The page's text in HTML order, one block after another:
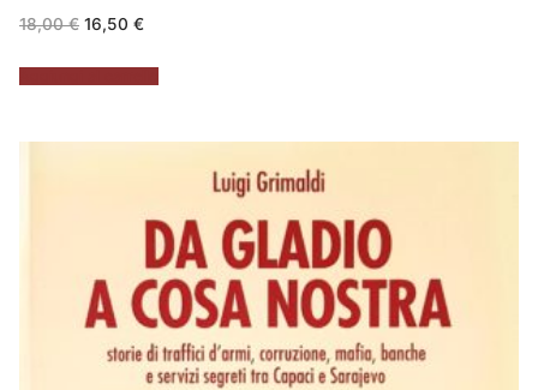
18,00€ Il
prezzo
era:
18,00 €.
16,50 €Il
è:
16,50 €.